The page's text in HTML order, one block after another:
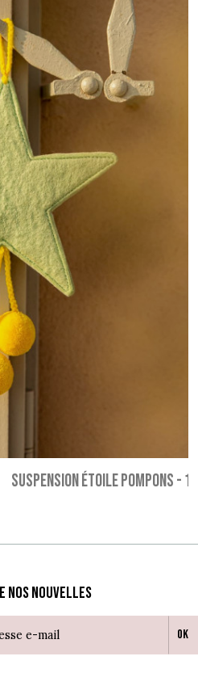
SUSPENSION ÉTOILE POMPONS-
nos nouvelles
Ok